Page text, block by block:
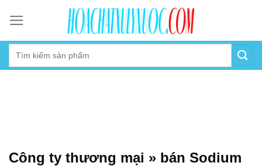
content
Công ty thương mại » bán Sodium